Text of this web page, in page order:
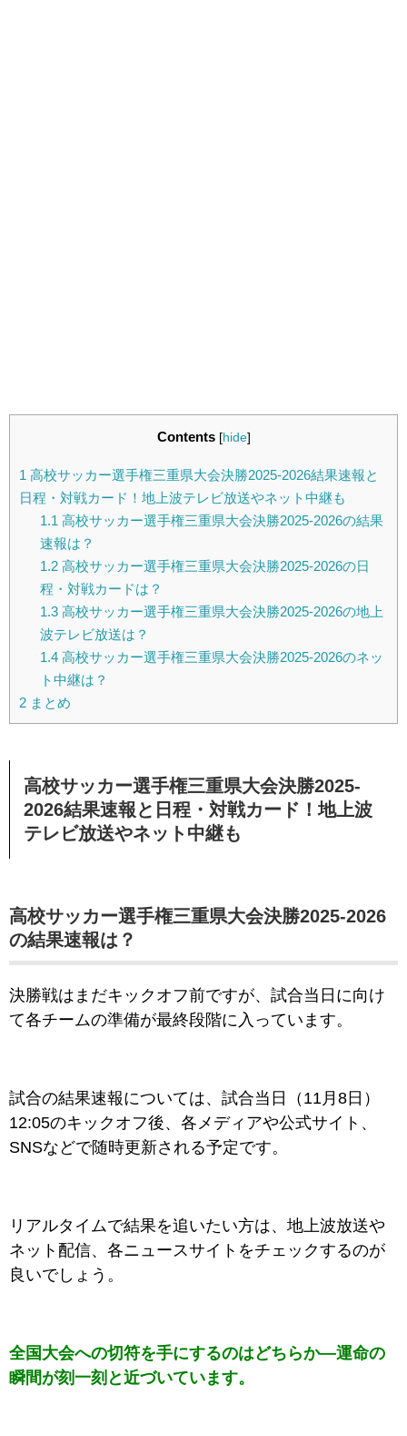
Contents [hide]
1 高校サッカー選手権三重県大会決勝2025-2026結果速報と
日程・対戦カード！地上波テレビ放送やネット中継も
1.1 高校サッカー選手権三重県大会決勝2025-2026の結果
速報は？
1.2高校サッカー選手権三重県大会決勝2025-2026の日
程・対戦カードは？
1.3高校サッカー選手権三重県大会決勝2025-2026の地上
波テレビ放送は？
1.4高校サッカー選手権三重県大会決勝2025-2026のネッ
ト中継は？
2 まとめ
高校サッカー選手権三重県大会決勝2025-
2026結果速報と日程・対戦カード！地上波
テレビ放送やネット中継も
高校サッカー選手権三重県大会決勝2025-2026
の結果速報は？
決勝戦はまだキックオフ前ですが、試合当日に向け
て各チームの準備が最終段階に入っています。
試合の結果速報については、試合当日（11月8日）
12:05のキックオフ後、各メディアや公式サイト、
SNSなどで随時更新される予定です。
リアルタイムで結果を追いたい方は、地上波放送や
ネット配信、各ニュースサイトをチェックするのが
良いでしょう。
全国大会への切符を手にするのはどちらか—運命の
瞬間が刻一刻と近づいています。